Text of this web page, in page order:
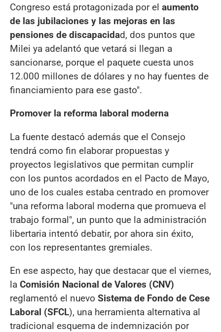
Congreso está protagonizada por el aumento
de las jubilaciones y las mejoras en las
pensiones de discapacidad, dos puntos que
Milei ya adelantó que vetará si llegan a
sancionarse, porque el paquete cuesta unos
12.000 millones de dólares y no hay fuentes de
financiamiento para ese gasto".
Promover la reforma laboral moderna
La fuente destacó además que el Consejo
tendrá como fin elaborar propuestas y
proyectos legislativos que permitan cumplir
con los puntos acordados en el Pacto de Mayo,
uno de los cuales estaba centrado en promover
"una reforma laboral moderna que promueva el
trabajo formal", un punto que la administración
libertaria intentó debatir, por ahora sin éxito,
con los representantes gremiales.
En ese aspecto, hay que destacar que el viernes,
la Comisión Nacional de Valores (CNV)
reglamentó el nuevo Sistema de Fondo de Cese
Laboral (SFCL), una herramienta alternativa al
tradicional esquema de indemnización por